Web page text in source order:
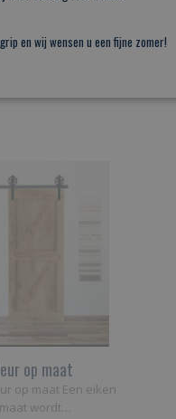
glas op maat 1
met glas op maat
op maat
op maat Een eiken
wordt…
en wij wensen u een fijne zomer!